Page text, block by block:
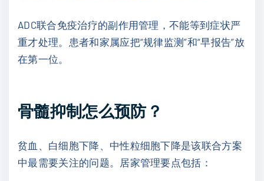
ADC联合免疫治疗的副作用管理，不能等到症状严
重才处理。患者和家属应把“规律监测”和“早报告”放
在第一位。
骨髓抑制怎么预防？
贫血、白细胞下降、中性粒细胞下降是该联合方案
中最需要关注的问题。居家管理要点包括：